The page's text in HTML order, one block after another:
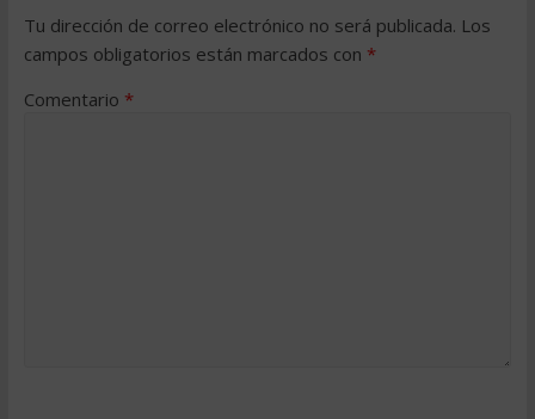
Tu dirección de correo electrónico no será publicada. Los
campos obligatorios están marcados con *
Comentario *